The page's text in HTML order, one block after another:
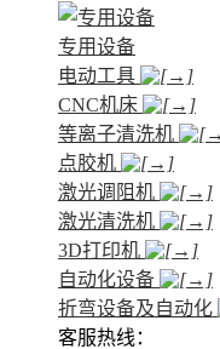
专用设备
电动工具
CNC机床
等离子清洗机
点胶机
激光调阻机
激光清洗机
3D打印机
自动化设备
折弯设备及自动化
客服热线：